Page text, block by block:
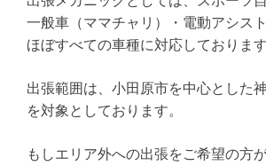
一般車（ママチャリ）・電動アシス
ほぼすべての車種に対応しております
出張範囲は、小田原市を中心とした
を対象としております。
もしエリア外への出張をご希望の方